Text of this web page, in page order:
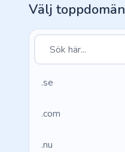
Välj toppdomän
.se
.com
.nu